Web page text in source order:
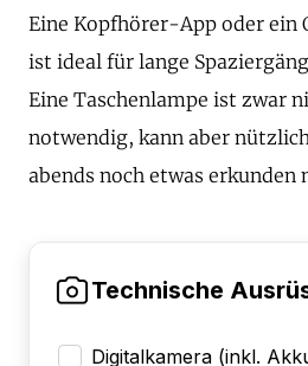
Eine Kopfhörer-App oder
ist ideal für lange
Eine Taschenlampe ist zwar
notwendig, kann aber
abends noch etwas erkunden
Technische
Digitalkamera (inkl.